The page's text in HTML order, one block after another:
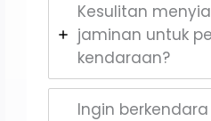
Kesulitan
jaminan untuk
kendaraan?
Ingin